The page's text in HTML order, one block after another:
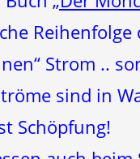
Strom ..
sind in
Schöpfung!